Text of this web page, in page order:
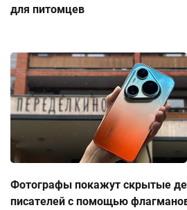
для питомцев
Фотографы покажут скрытые
писателей с помощью